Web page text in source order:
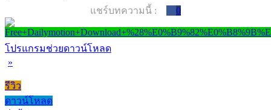
แชร์บทความนี้ : 0
โปรแกรมช่วยดาวน์โหลด
»
รีวิว
ดาวน์โหลด